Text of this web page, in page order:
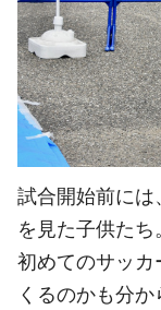
試合開始前に
を見た子供たち。
初めてのサッ
くるのかも分